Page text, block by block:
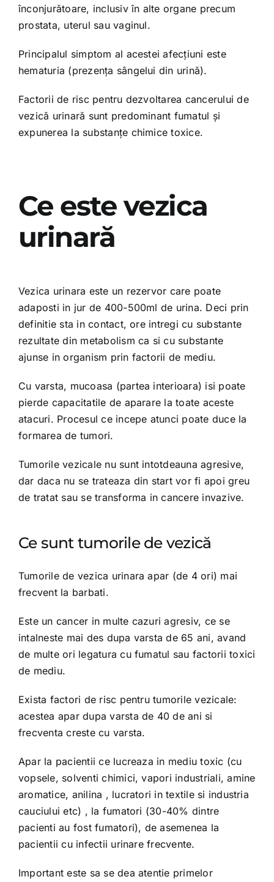
înconjurătoare, inclusiv în alte organe precum
prostata, uterul sau vaginul.
Principalul simptom al acestei afecțiuni este
hematuria (prezența sângelui din urină).
Factorii de risc pentru dezvoltarea cancerului de
vezică urinară sunt predominant fumatul și
expunerea la substanțe chimice toxice.
Ce este vezica
urinară
Vezica urinara este un rezervor care poate
adaposti in jur de 400-500ml de urina. Deci prin
definitie sta in contact, ore intregi cu substante
rezultate din metabolism ca si cu substante
ajunse in organism prin factorii de mediu.
Cu varsta, mucoasa (partea interioara) isi poate
pierde capacitatile de aparare la toate aceste
atacuri. Procesul ce incepe atunci poate duce la
formarea de tumori.
Tumorile vezicale nu sunt intotdeauna agresive,
dar daca nu se trateaza din start vor fi apoi greu
de tratat sau se transforma in cancere invazive.
Ce sunt tumorile de vezică
Tumorile de vezica urinara apar (de 4 ori) mai
frecvent la barbati.
Este un cancer in multe cazuri agresiv, ce se
intalneste mai des dupa varsta de 65 ani, avand
de multe ori legatura cu fumatul sau factorii toxici
de mediu.
Exista factori de risc pentru tumorile vezicale:
acestea apar dupa varsta de 40 de ani si
frecventa creste cu varsta.
Apar la pacientii ce lucreaza in mediu toxic (cu
vopsele, solventi chimici, vapori industriali, amine
aromatice, anilina , lucratori in textile si industria
cauciului etc) , la fumatori (30-40% dintre
pacienti au fost fumatori), de asemenea la
pacientii cu infectii urinare frecvente.
Important este sa se dea atentie primelor